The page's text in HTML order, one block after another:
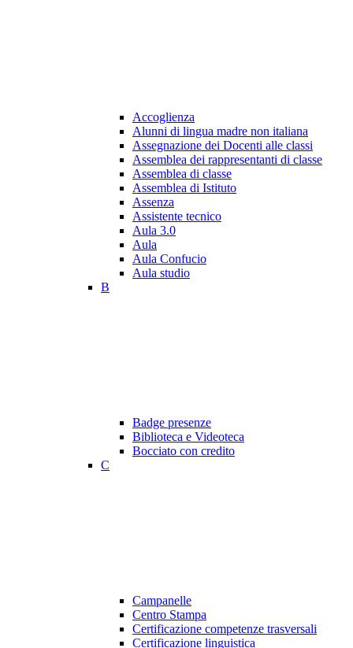
Accoglienza
Alunni di lingua madre non italiana
Assegnazione dei Docenti alle classi
Assemblea dei rappresentanti di classe
Assemblea di classe
Assemblea di Istituto
Assenza
Assistente tecnico
Aula 3.0
Aula
Aula Confucio
Aula studio
B
Badge presenze
Biblioteca e Videoteca
Bocciato con credito
C
Campanelle
Centro Stampa
Certificazione competenze trasversali
Certificazione linguistica